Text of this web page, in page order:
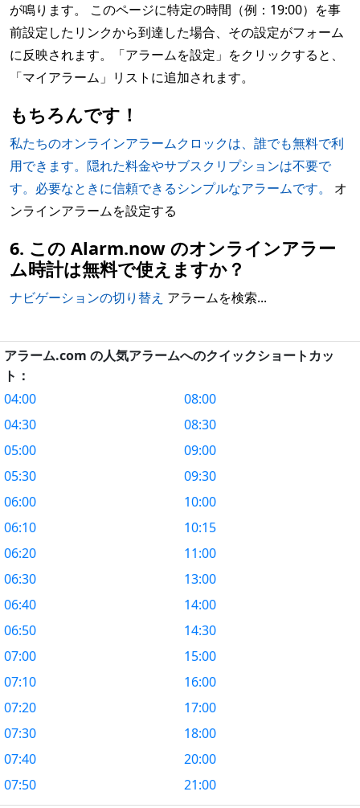
が鳴ります。 このページに特定の時間（例：19:00）を事
前設定したリンクから到達した場合、その設定がフォーム
に反映されます。「アラームを設定」をクリックすると、
「マイアラーム」リストに追加されます。
もちろんです！
私たちのオンラインアラームクロックは、誰でも無料で利
用できます。隠れた料金やサブスクリプションは不要で
す。必要なときに信頼できるシンプルなアラームです。
オ
ンラインアラームを設定する
6. この Alarm.now のオンラインアラー
ム時計は無料で使えますか？
ナビゲーションの切り替え アラームを検索...
アラーム.com の人気アラームへのクイックショートカッ
ト：
04:00
04:30
05:00
05:30
06:00
06:10
06:20
06:30
06:40
06:50
07:00
07:10
07:20
07:30
07:40
07:50
08:00
08:30
09:00
09:30
10:00
10:15
11:00
13:00
14:00
14:30
15:00
16:00
17:00
18:00
20:00
21:00